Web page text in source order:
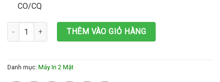
CO/CQ
Máy in Canon LBP 8780x (A3 + In 2 mặt) số lượng
THÊM VÀO GIỎ HÀNG
Danh mục: Máy In 2 Mặt